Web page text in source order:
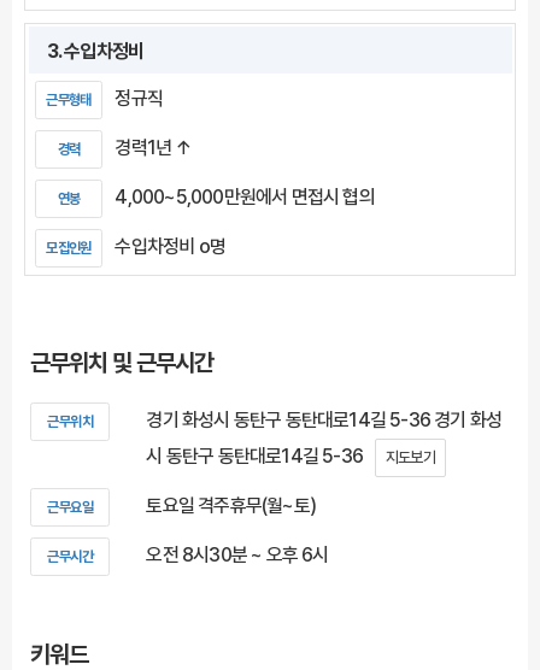
3. 수입차정비
근무형태 정규직
경력 경력1년 ↑
연봉 4,000~5,000만원에서 면접시 협의
모집인원 수입차정비 o명
근무위치 및 근무시간
근무위치
경기 화성시 동탄구 동탄대로14길 5-36 경기 화성
시 동탄구 동탄대로14길 5-36
지도보기
근무요일 토요일 격주휴무(월~토)
근무시간 오전 8시30분 ~ 오후 6시
키워드